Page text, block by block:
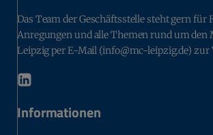
Das Team der Geschäftsstelle steht gern für
Anregungen und alle Themen rund um den
Leipzig per E-Mail (info@mc-leipzig.de) zur
Informationen